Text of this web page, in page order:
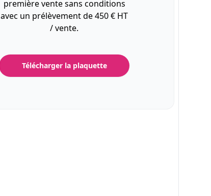
première vente sans conditions
avec un prélèvement de 450 € HT
/ vente.
Télécharger la plaquette